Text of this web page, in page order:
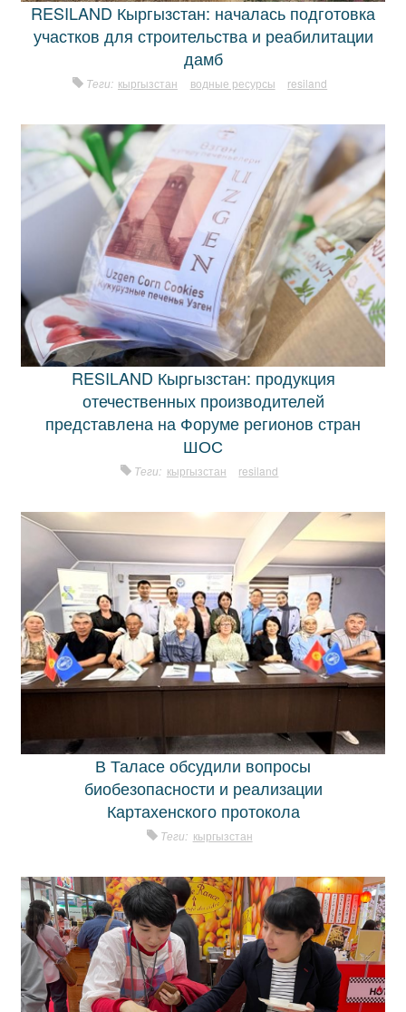
RESILAND Кыргызстан: началась подготовка
участков для строительства и реабилитации
дамб
Теги: кыргызстан водные ресурсы resiland
RESILAND Кыргызстан: продукция
отечественных производителей
представлена на Форуме регионов стран
ШОС
Теги: кыргызстан resiland
В Таласе обсудили вопросы
биобезопасности и реализации
Картахенского протокола
Теги: кыргызстан